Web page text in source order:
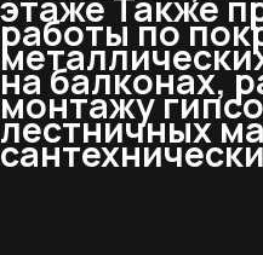
работы по
на балконах,
монтажу
лестничных